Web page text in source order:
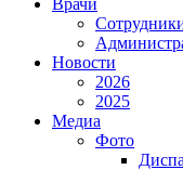
Врачи
Новости
2026
2025
Медиа
Фото